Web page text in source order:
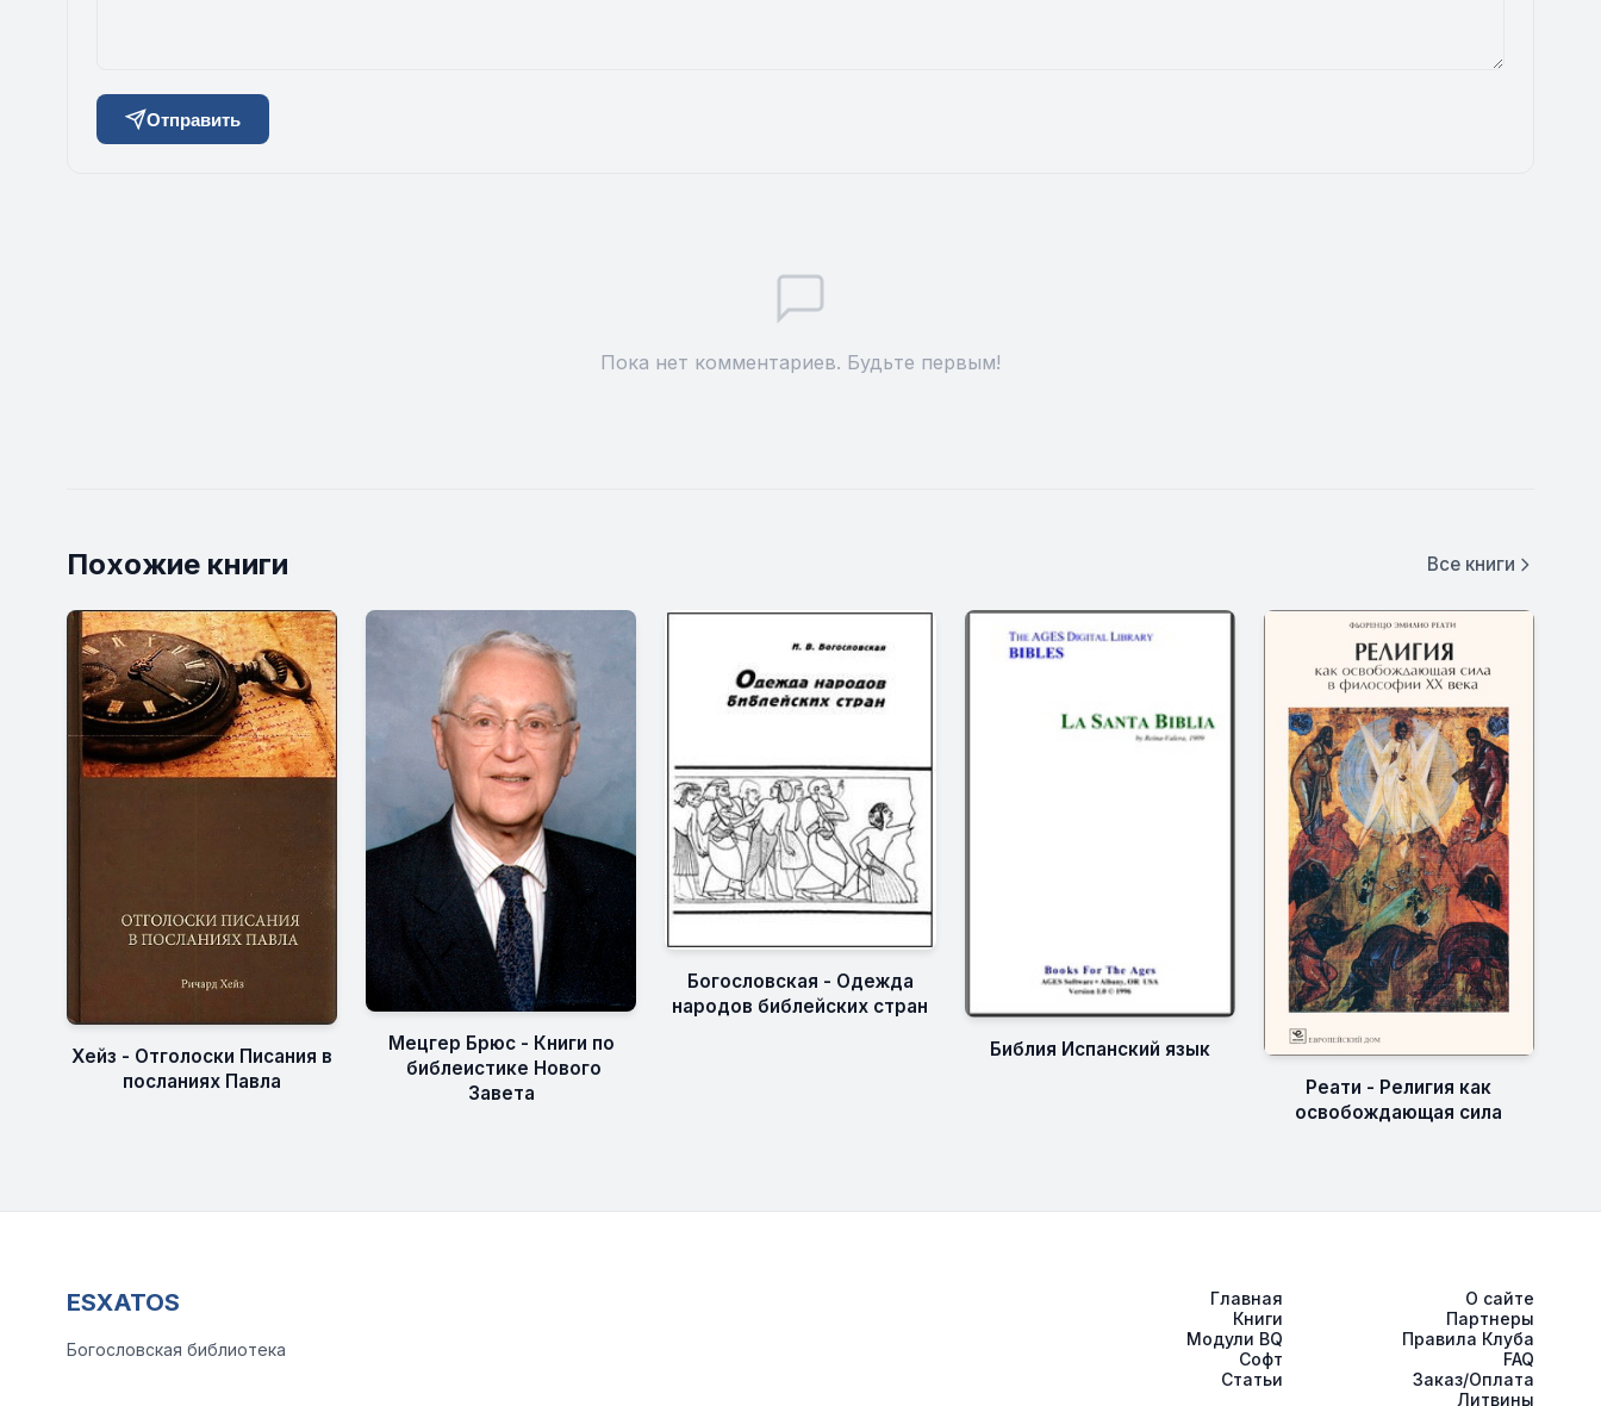
Отправить
Пока нет комментариев. Будьте первым!
Похожие книги Все книги
Хейз - Отголоски Писания в
посланиях Павла
Мецгер Брюс - Книги по
библеистике Нового
Завета
Богословская - Одежда
народов библейских стран
Библия Испанский язык
Реати - Религия как
освобождающая сила
ESXATOS
Богословская библиотека
Главная
Книги
Модули BQ
Софт
Статьи
О сайте
Партнеры
Правила Клуба
FAQ
Заказ/Оплата
Литвины